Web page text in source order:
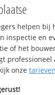
helpen bij
inspectie en
of het
onze tarieven